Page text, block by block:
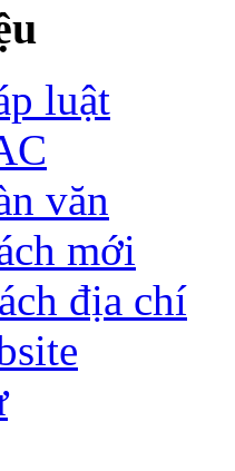
luật
văn
mới
địa chí